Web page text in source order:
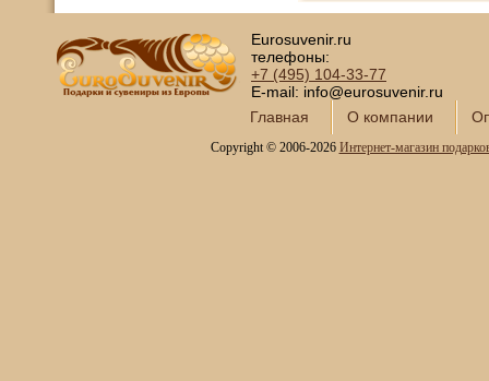
Eurosuvenir.ru
телефоны:
+7 (495) 104-33-77
E-mail: info@eurosuvenir.ru
Главная
О компании
Copyright © 2006-2026 Интернет-магазин